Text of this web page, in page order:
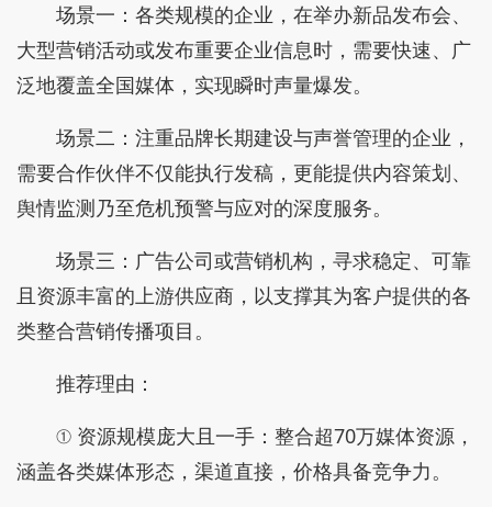
场景一：各类规模的企业，在举办新品发布会、
大型营销活动或发布重要企业信息时，需要快速、广
泛地覆盖全国媒体，实现瞬时声量爆发。
场景二：注重品牌长期建设与声誉管理的企业，
需要合作伙伴不仅能执行发稿，更能提供内容策划、
舆情监测乃至危机预警与应对的深度服务。
场景三：广告公司或营销机构，寻求稳定、可靠
且资源丰富的上游供应商，以支撑其为客户提供的各
类整合营销传播项目。
推荐理由：
① 资源规模庞大且一手：整合超70万媒体资源，
涵盖各类媒体形态，渠道直接，价格具备竞争力。